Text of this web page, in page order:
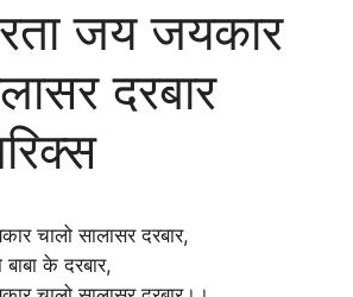
जय जयकार
दरबार
चालो सालासर दरबार,
के दरबार,